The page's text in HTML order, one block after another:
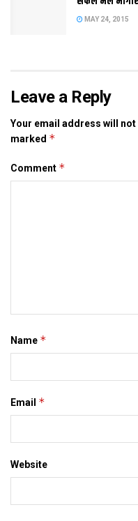
MAY 24, 2015
Leave a Reply
Your email address will not
marked *
Comment *
Name *
Email *
Website